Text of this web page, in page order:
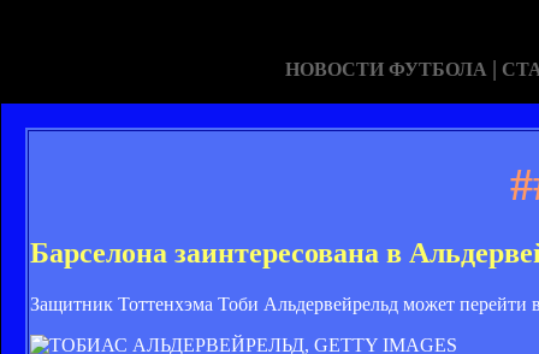
НОВОСТИ ФУТБОЛА |
Барселона заинтересована в
Защитник Тоттенхэма Тоби Альдервейрельд может перейти